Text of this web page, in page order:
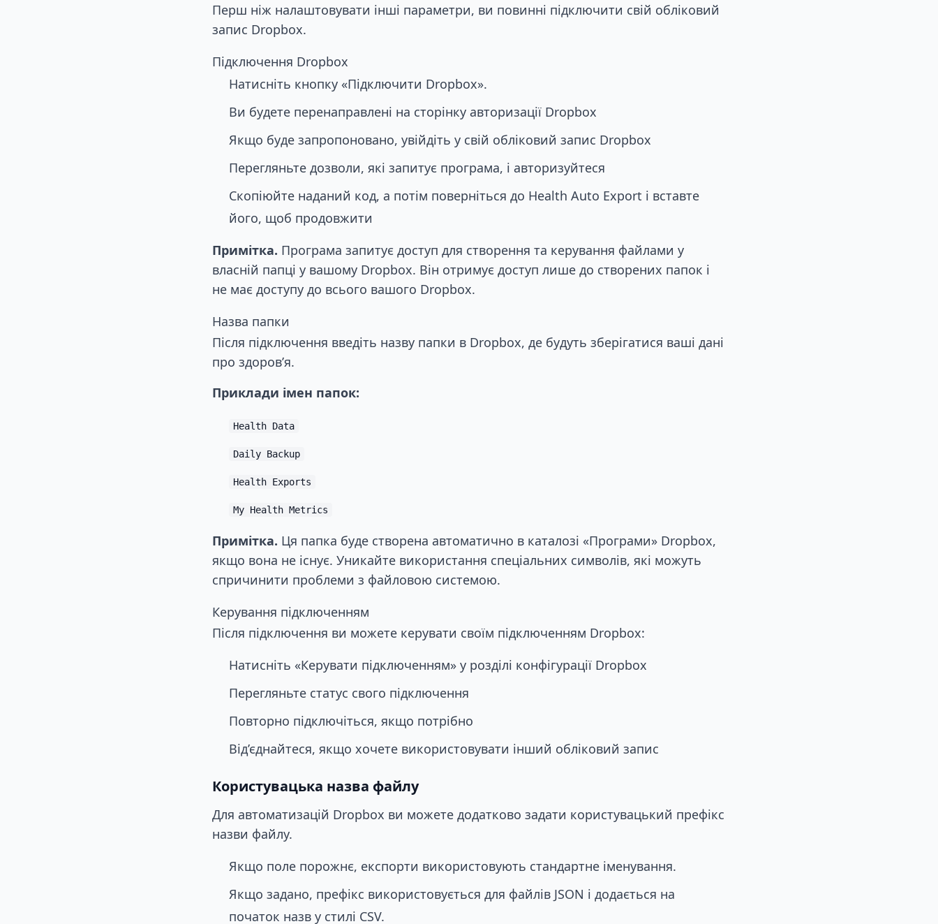
Перш ніж налаштовувати інші параметри, ви повинні підключити свій обліковий
запис Dropbox.
Підключення Dropbox
Натисніть кнопку «Підключити Dropbox».
Ви будете перенаправлені на сторінку авторизації Dropbox
Якщо буде запропоновано, увійдіть у свій обліковий запис Dropbox
Перегляньте дозволи, які запитує програма, і авторизуйтеся
Скопіюйте наданий код, а потім поверніться до Health Auto Export і вставте
його, щоб продовжити
Примітка. Програма запитує доступ для створення та керування файлами у
власній папці у вашому Dropbox. Він отримує доступ лише до створених папок і
не має доступу до всього вашого Dropbox.
Назва папки
Після підключення введіть назву папки в Dropbox, де будуть зберігатися ваші дані
про здоров’я.
Приклади імен папок:
Health Data
Daily Backup
Health Exports
My Health Metrics
Примітка. Ця папка буде створена автоматично в каталозі «Програми» Dropbox,
якщо вона не існує. Уникайте використання спеціальних символів, які можуть
спричинити проблеми з файловою системою.
Керування підключенням
Після підключення ви можете керувати своїм підключенням Dropbox:
Натисніть «Керувати підключенням» у розділі конфігурації Dropbox
Перегляньте статус свого підключення
Повторно підключіться, якщо потрібно
Від’єднайтеся, якщо хочете використовувати інший обліковий запис
Користувацька назва файлу
Для автоматизацій Dropbox ви можете додатково задати користувацький префікс
назви файлу.
Якщо поле порожнє, експорти використовують стандартне іменування.
Якщо задано, префікс використовується для файлів JSON і додається на
початок назв у стилі CSV.